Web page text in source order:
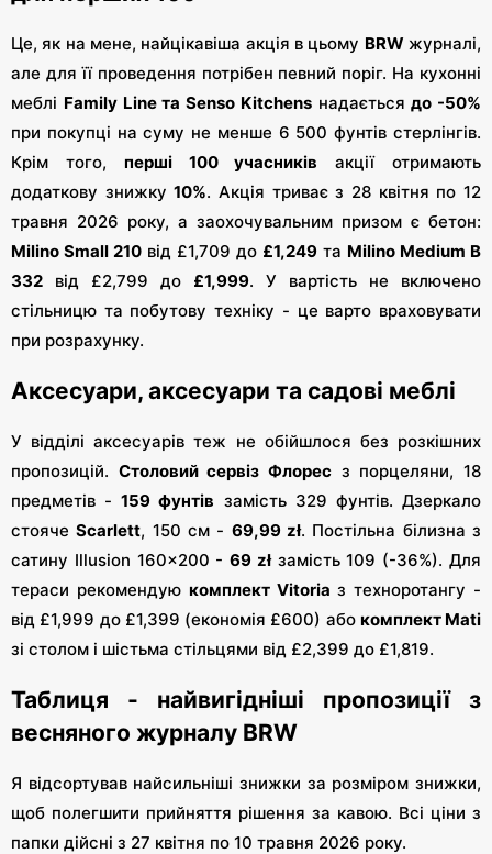
Це, як на мене, найцікавіша акція в цьому BRWжурналі,
але для її проведення потрібен певний поріг. На кухонні
меблі Family Line та Senso Kitchensнадаєтьсядо -50%
при покупці на суму не менше 6 500 фунтів стерлінгів.
Крім того, перші 100 учасників акції отримають
додаткову знижку10%. Акція триває з 28 квітня по 12
травня 2026 року, а заохочувальним призом є бетон:
Milino Small 210 від £1,709 до £1,249 та Milino Medium B
332 від £2,799 до £1,999. У вартість не включено
стільницю та побутову техніку - це варто враховувати
при розрахунку.
Аксесуари, аксесуари та садові меблі
У відділі аксесуарів теж не обійшлося без розкішних
пропозицій. Столовий сервіз Флорес з порцеляни, 18
предметів -159 фунтів замість 329 фунтів. Дзеркало
стоячеScarlett, 150 см - 69,99 zł. Постільна білизна з
сатину Illusion 160×200 -69 złзамість 109 (-36%). Для
тераси рекомендую комплект Vitoria з техноротангу -
від £1,999 до £1,399 (економія £600) або комплект Mati
зі столом і шістьма стільцями від £2,399 до £1,819.
Таблиця - найвигідніші пропозиції з
весняного журналу BRW
Я відсортував найсильніші знижки за розміром знижки,
щоб полегшити прийняття рішення за кавою. Всі ціни з
папки дійсні з 27 квітня по 10 травня 2026 року.